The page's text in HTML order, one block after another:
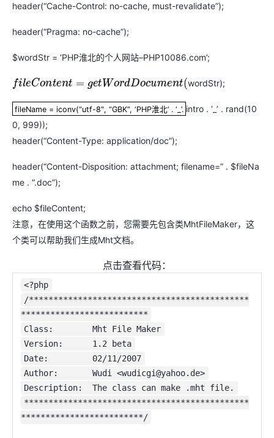
header(“Cache-Control: no-cache, must-revalidate”);
header(“Pragma: no-cache”);
$wordStr = ‘PHP淮北的个人网站–PHP10086.com’;
fileContent=get Wo rdDocument( wordStr);
fileName = iconv(“utf-8″, “GBK”, ‘PHP淮北’ . ‘_’.
fileName = iconv(“utf-8″, “GBK”, ‘PHP淮北’ . ‘_’.intro . ‘_’ . rand(10
0, 999));
header(“Content-Type: application/doc”);
header(“Content-Disposition: attachment; filename=” . $fileNa
me . “.doc”);
echo $fileContent;
注意，在使用这个函数之前，您需要先包含类MhtFileMaker，这
个类可以帮助我们生成Mht文档。
点击查看代码：
<?php
/*********************************************
**************************
Class: Mht File Maker
Version: 1.2 beta
Date: 02/11/2007
Author: Wudi <wudicgi@yahoo.de>
Description: The class can make .mht file.
**********************************************
*************************/